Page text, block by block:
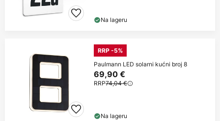
Na lageru
RRP -5%
Paulmann LED solarni kućni broj 8
69,90 €
RRP74,04 €
Na lageru